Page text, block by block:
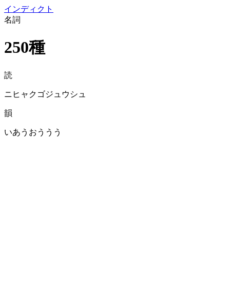
インディクト
名詞
250種
読
ニヒャクゴジュウシュ
韻
いあうおううう